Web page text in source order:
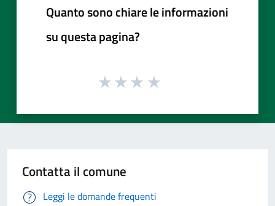
Quanto sono chiare le informazioni
su questa pagina?
Contatta il comune
Leggi le domande frequenti